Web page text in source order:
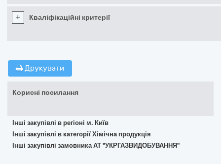
+ Кваліфікаційні критерії
Друкувати
Корисні посилання
Інші закупівлі в регіоні м. Київ
Інші закупівлі в категорії Хімічна продукція
Інші закупівлі замовника АТ "УКРГАЗВИДОБУВАННЯ"